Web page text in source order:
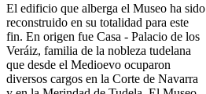
El edificio que alberga el Museo ha sido
reconstruido en su totalidad para este
fin. En origen fue Casa - Palacio de los
Veráiz, familia de la nobleza tudelana
que desde el Medioevo ocuparon
diversos cargos en la Corte de Navarra